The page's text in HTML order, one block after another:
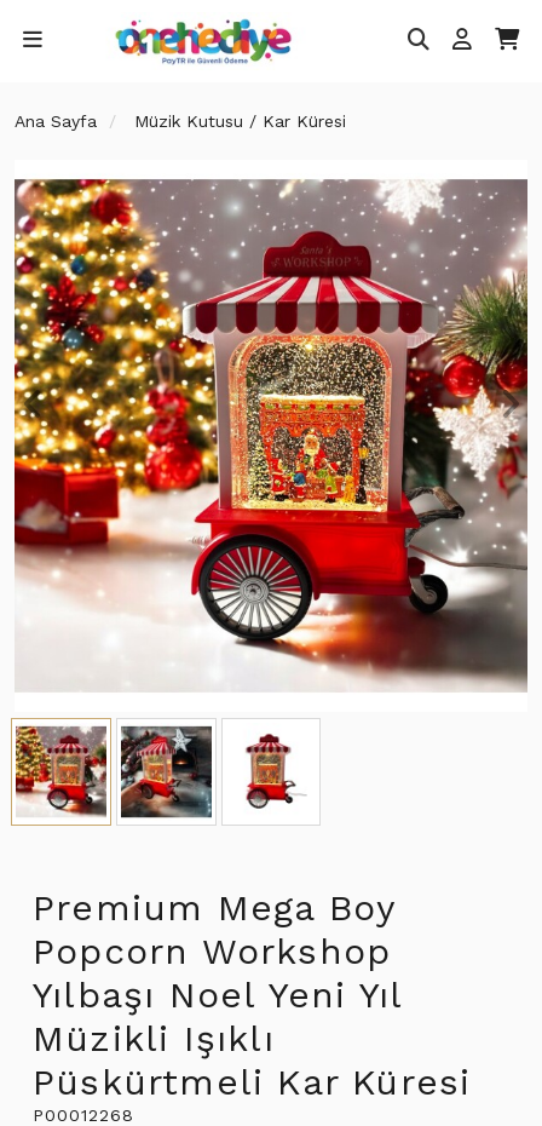
Ana Sayfa Müzik Kutusu / Kar Küresi
Premium Mega Boy
Popcorn Workshop
Yılbaşı Noel Yeni Yıl
Müzikli Işıklı
Püskürtmeli Kar Küresi
P00012268